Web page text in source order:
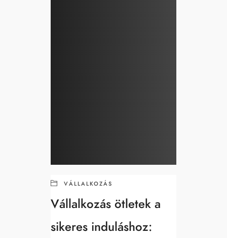
VÁLLALKOZÁS
Vállalkozás ötletek a
sikeres induláshoz: